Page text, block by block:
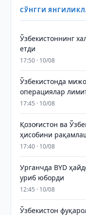
СЎНГГИ
Ўзбекистоннинг
етди
17:50 · 10/08
Ўзбекистонда
операциялар
17:45 · 10/08
Қозоғистон ва
ҳисобини
17:40 · 10/08
Урганчда BYD
уриб юборди
12:45 · 10/08
Ўзбекистон